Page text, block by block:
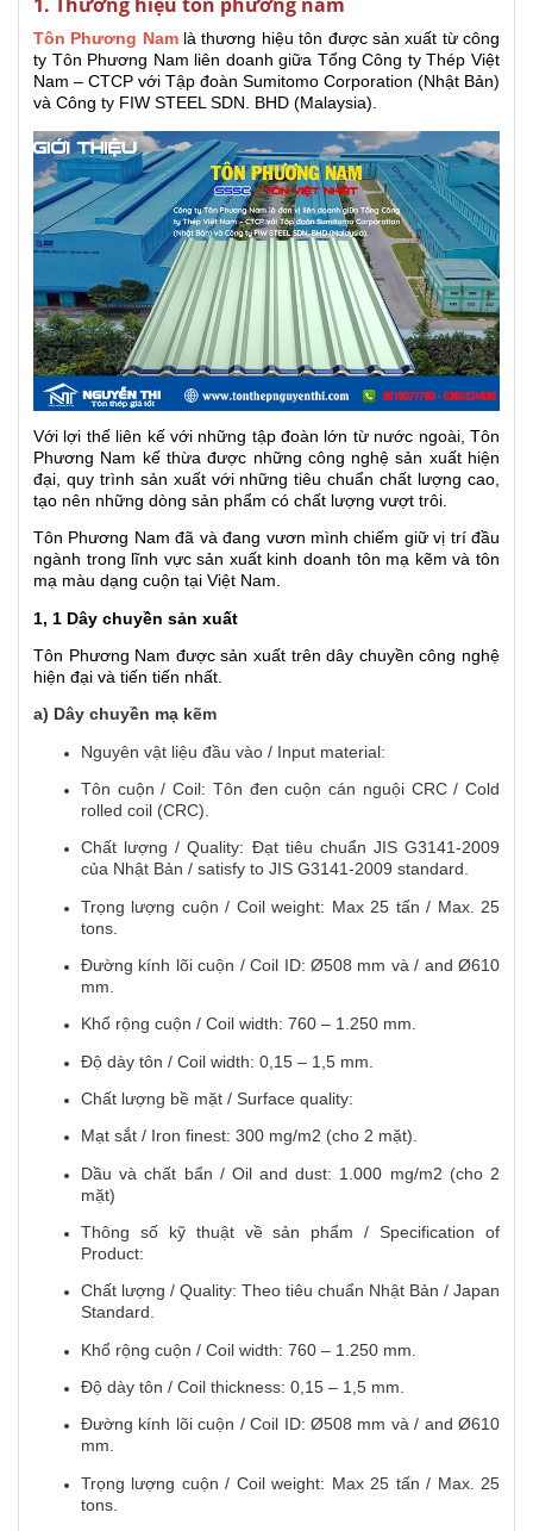
Tôn Phương Namlà thương hiệu tôn được sản xuất từ công
ty Tôn Phương Nam liên doanh giữa Tổng Công ty Thép Việt
Nam – CTCP với Tập đoàn Sumitomo Corporation (Nhật Bản)
và Công ty FIW STEEL SDN. BHD (Malaysia).
Với lợi thế liên kế với những tập đoàn lớn từ nước ngoài, Tôn
Phương Nam kế thừa được những công nghệ sản xuất hiện
đại, quy trình sản xuất với những tiêu chuẩn chất lượng cao,
tạo nên những dòng sản phẩm có chất lượng vượt trôi.
Tôn Phương Nam đã và đang vươn mình chiếm giữ vị trí đầu
ngành trong lĩnh vực sản xuất kinh doanh tôn mạ kẽm và tôn
mạ màu dạng cuộn tại Việt Nam.
1, 1 Dây chuyền sản xuất
Tôn Phương Nam được sản xuất trên dây chuyền công nghệ
hiện đại và tiến tiến nhất.
a) Dây chuyền mạ kẽm
Nguyên vật liệu đầu vào / Input material:
Tôn cuộn / Coil: Tôn đen cuộn cán nguội CRC / Cold
rolled coil (CRC).
Chất lượng / Quality: Đạt tiêu chuẩn JIS G3141-2009
của Nhật Bản / satisfy to JIS G3141-2009 standard.
Trọng lượng cuộn / Coil weight: Max 25 tấn / Max. 25
tons.
Đường kính lõi cuộn / Coil ID: Ø508 mm và / and Ø610
mm.
Khổ rộng cuộn / Coil width: 760 – 1.250 mm.
Độ dày tôn / Coil width: 0,15 – 1,5 mm.
Chất lượng bề mặt / Surface quality:
Mạt sắt / Iron finest: 300 mg/m2 (cho 2 mặt).
Dầu và chất bẩn / Oil and dust: 1.000 mg/m2 (cho 2
mặt)
Thông số kỹ thuật về sản phẩm / Specification of
Product:
Chất lượng / Quality: Theo tiêu chuẩn Nhật Bản / Japan
Standard.
Khổ rộng cuộn / Coil width: 760 – 1.250 mm.
Độ dày tôn / Coil thickness: 0,15 – 1,5 mm.
Đường kính lõi cuộn / Coil ID: Ø508 mm và / and Ø610
mm.
Trọng lượng cuộn / Coil weight: Max 25 tấn / Max. 25
tons.